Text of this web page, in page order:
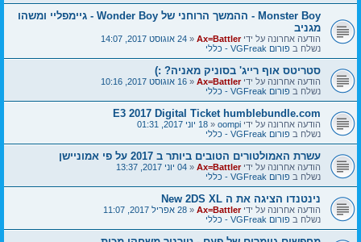
Monster Boy - ההמשך הרוחני של Wonder Boy - גיימפליי ומשהו
מגניב
הודעה אחרונה על ידי Ax=Battler
«24 אוגוסט 2017, 14:07
נשלח בפורום VGFreak - כללי
סטריטס אוף רייג' בסוניק מאניה? :)
הודעה אחרונה על ידי Ax=Battler
«16 אוגוסט 2017, 10:16
נשלח בפורום VGFreak - כללי
E3 2017 Digital Ticket humblebundle.com
הודעה אחרונה על ידי oompi
«18 יוני 2017, 01:31
נשלח בפורום VGFreak - כללי
עשרת האמולטורים הטובים ביותר ב 2017 על פי אמוניישן
הודעה אחרונה על ידי Ax=Battler
«04 יוני 2017, 13:37
נשלח בפורום VGFreak - כללי
נינטנדו הציגה את ה New 2DS XL
הודעה אחרונה על ידי Ax=Battler
«28 אפריל 2017, 11:07
נשלח בפורום VGFreak - כללי